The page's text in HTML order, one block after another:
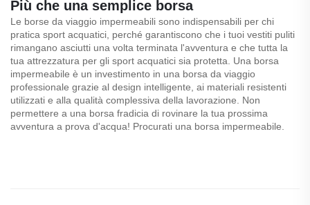
Più che una semplice borsa
Le borse da viaggio impermeabili sono indispensabili per chi
pratica sport acquatici, perché garantiscono che i tuoi vestiti puliti
rimangano asciutti una volta terminata l'avventura e che tutta la
tua attrezzatura per gli sport acquatici sia protetta. Una borsa
impermeabile è un investimento in una borsa da viaggio
professionale grazie al design intelligente, ai materiali resistenti
utilizzati e alla qualità complessiva della lavorazione. Non
permettere a una borsa fradicia di rovinare la tua prossima
avventura a prova d'acqua! Procurati una borsa impermeabile.